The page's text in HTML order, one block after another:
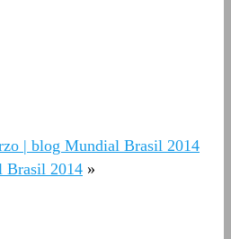
| blog Mundial Brasil 2014
Brasil 2014 »